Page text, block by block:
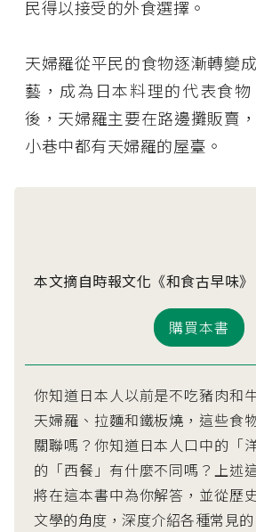
民得以接受的外食選擇。
天婦羅從平民的食物逐漸轉變
藝，成為日本料理的代表食
後，天婦羅主要在路邊攤販賣
小巷中都有天婦羅的屋臺。
本文摘自時報文化《和食古早味》
購買本書
你知道日本人以前是不吃豬肉和
天婦羅、拉麵和鐵板燒，這些食
關聯嗎？你知道日本人口中的「
的「西餐」有什麼不同嗎？上述
將在這本書中為你解答，並從歷
文學的角度，深度介紹各種常見的